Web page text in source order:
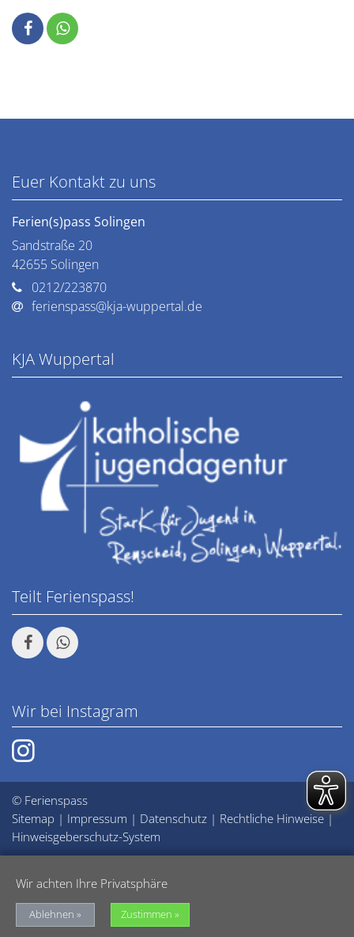
Euer Kontakt zu uns
Ferien(s)pass Solingen
Sandstraße 20
42655 Solingen
0212/223870
ferienspass@kja-wuppertal.de
KJA Wuppertal
Teilt Ferienspass!
Wir bei Instagram
© Ferienspass
Sitemap | Impressum | Datenschutz | Rechtliche Hinweise |
Hinweisgeberschutz-System
Wir achten Ihre Privatsphäre
Ablehnen Zustimmen